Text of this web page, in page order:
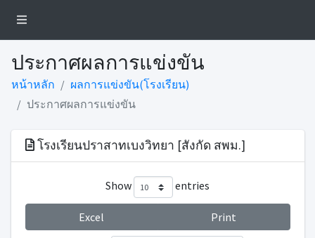
ประกาศผลการแข่งขัน
หน้าหลัก
ผลการแข่งขัน(โรงเรียน)
ประกาศผลการแข่งขัน
โรงเรียนปราสาทเบงวิทยา [สังกัด สพม.]
Show entries
Excel Print